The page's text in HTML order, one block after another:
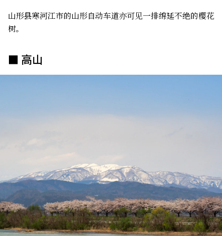
山形县寒河江市的山形自动车道亦可见一排绵延不绝的樱花
树。
■ 高山